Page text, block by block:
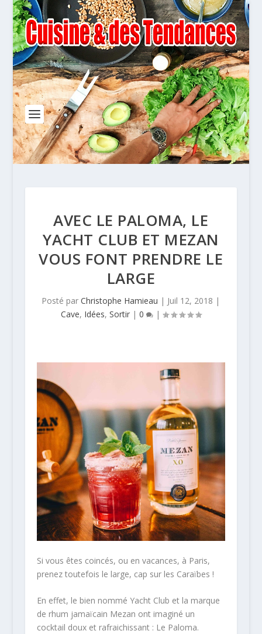
AVEC LE PALOMA, LE
YACHT CLUB ET MEZAN
VOUS FONT PRENDRE LE
LARGE
Posté parChristophe Hamieau | Juil 12, 2018 |
Cave, Idées, Sortir| 0 |
Si vous êtes coincés, ou en vacances, à Paris,
prenez toutefois le large, cap sur les Caraïbes !
En effet, le bien nommé Yacht Club et la marque
de rhum jamaïcain Mezan ont imaginé un
cocktail doux et rafraichissant : Le Paloma.